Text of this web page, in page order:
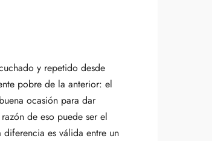
y repetido desde
pobre de la anterior: el
ocasión para dar
de eso puede ser el
es válida entre un